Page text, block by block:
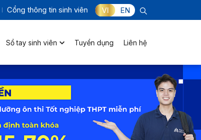
Cổng thông tin sinh viên VI EN
Sổ tay sinh viên Tuyển dụng Liên hệ